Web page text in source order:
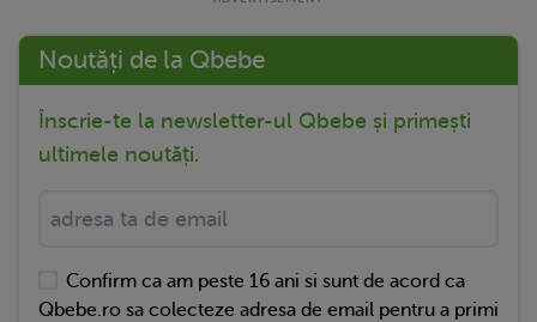
Noutăți de la Qbebe
Înscrie-te la newsletter-ul Qbebe și primești
ultimele noutăți.
Confirm ca am peste 16 ani si sunt de acord ca
Qbebe.ro sa colecteze adresa de email pentru a primi